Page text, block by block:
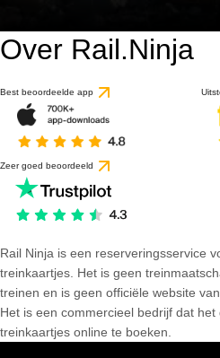
Over Rail.Ninja
Best beoordeelde app
Zeer goed beoordeeld
Rail Ninja is een reserveringsservice
treinkaartjes. Het is geen
treinen en is geen officiële website
Het is een commercieel bedrijf dat
treinkaartjes online te boeken.